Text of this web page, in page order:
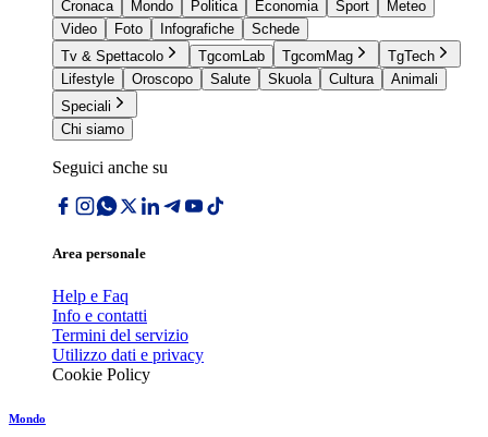
Cronaca
Mondo Politica Economia Sport
Meteo
Video
Foto Infografiche
Schede
Tv & Spettacolo
TgcomLab TgcomMag
TgTech
Lifestyle
Oroscopo Salute Skuola Cultura
Animali
Speciali
Chi siamo
Seguici anche su
Area personale
Help e Faq
Info e contatti
Termini del servizio
Utilizzo dati e privacy
Cookie Policy
Mondo